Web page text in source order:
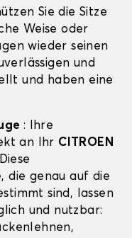
Sie die Sitze
Weise oder
wieder seinen
und
und haben eine
: Ihre
an Ihr CITROEN
die genau auf die
sind, lassen
und nutzbar: